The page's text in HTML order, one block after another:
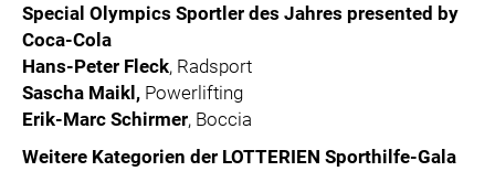
Special Olympics Sportler des Jahres presented by
Coca-Cola
Hans-Peter Fleck, Radsport
Sascha Maikl, Powerlifting
Erik-Marc Schirmer, Boccia
Weitere Kategorien der LOTTERIEN Sporthilfe-Gala